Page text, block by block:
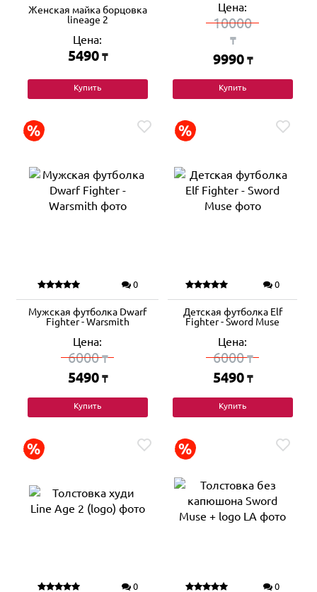
Женская майка борцовка
lineage 2
Цена:
5490 ₸
Купить
Цена:
10000
₸
9990 ₸
Купить
0
Мужская футболка Dwarf
Fighter - Warsmith
Цена:
6000₸
5490 ₸
Купить
0
Детская футболка Elf
Fighter - Sword Muse
Цена:
6000₸
5490 ₸
Купить
0 0